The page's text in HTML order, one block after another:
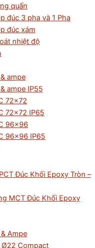
quấn
đúc 3 pha và 1 Pha
đúc xám
nhiệt độ
ampe
ampe IP55
72×72
72×72 IP65
96×96
96×96 IP65
Đúc Khối Epoxy Tròn –
MCT Đúc Khối Epoxy
Ampe
Compact